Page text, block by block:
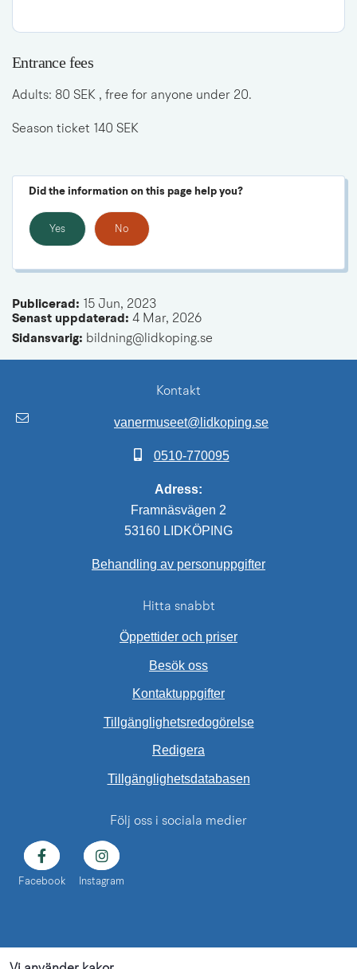
Entrance fees
Adults: 80 SEK , free for anyone under 20.
Season ticket 140 SEK
Did the information on this page help you?
Yes No
Publicerad:
15 Jun, 2023
Senast uppdaterad: 4 Mar, 2026
Sidansvarig: bildning@lidkoping.se
Kontakt
vanermuseet@lidkoping.se
0510-770095
Adress:
Framnäsvägen 2
53160 LIDKÖPING
Behandling av personuppgifter
Hitta snabbt
Öppettider och priser
Besök oss
Kontaktuppgifter
Tillgänglighetsredogörelse
Redigera
TillgänglighetsdatabasenExternal link.
Följ oss i sociala medier
Facebook Instagram